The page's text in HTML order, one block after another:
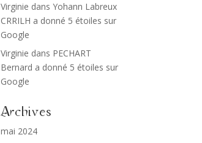
Virginie dansYohann Labreux
CRRILH a donné 5 étoiles sur
Google
Virginie dans PECHART
Bernard a donné 5 étoiles sur
Google
Archives
mai 2024